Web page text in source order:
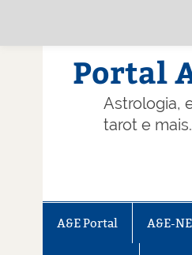
Portal
Astrologia,
tarot e
A&E Portal A&E-